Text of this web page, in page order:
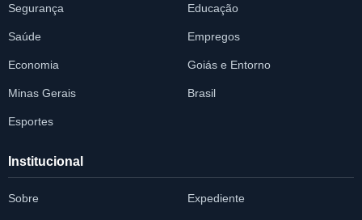
Segurança Educação
Saúde Empregos
Economia Goiás e Entorno
Minas Gerais Brasil
Esportes
Institucional
Sobre Expediente